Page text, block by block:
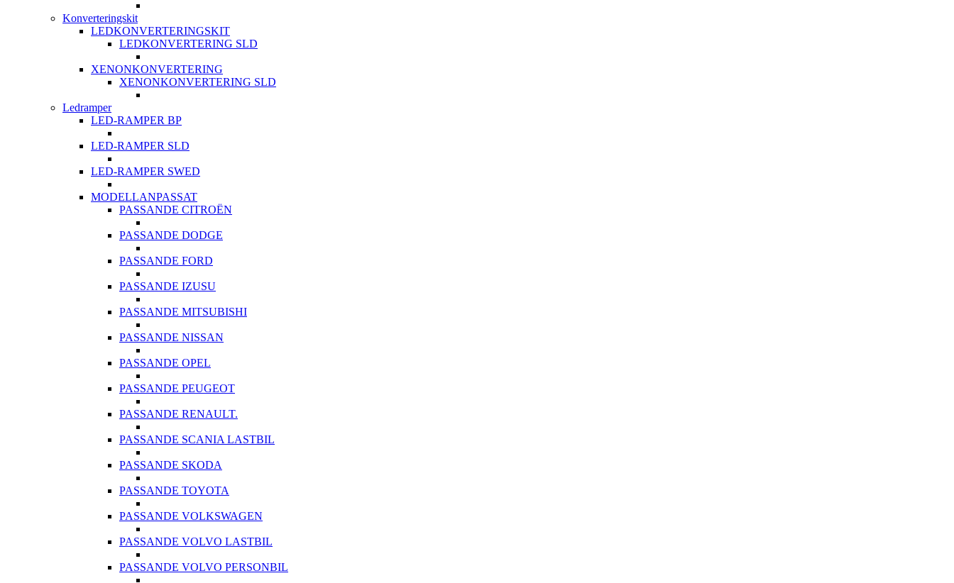
Konverteringskit
LEDKONVERTERINGSKIT
LEDKONVERTERING SLD
XENONKONVERTERING
XENONKONVERTERING SLD
Ledramper
LED-RAMPER BP
LED-RAMPER SLD
LED-RAMPER SWED
MODELLANPASSAT
PASSANDE CITROËN
PASSANDE DODGE
PASSANDE FORD
PASSANDE IZUSU
PASSANDE MITSUBISHI
PASSANDE NISSAN
PASSANDE OPEL
PASSANDE PEUGEOT
PASSANDE RENAULT.
PASSANDE SCANIA LASTBIL
PASSANDE SKODA
PASSANDE TOYOTA
PASSANDE VOLKSWAGEN
PASSANDE VOLVO LASTBIL
PASSANDE VOLVO PERSONBIL